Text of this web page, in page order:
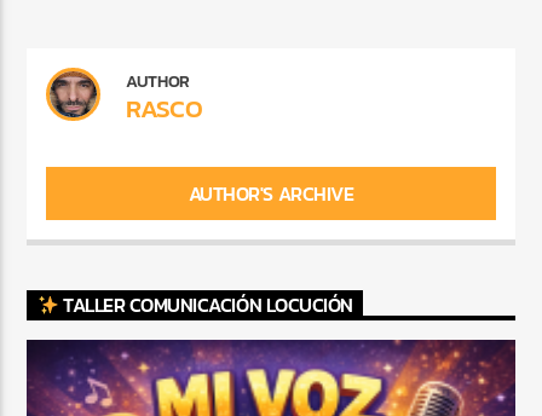
AUTHOR
RASCO
AUTHOR'S ARCHIVE
TALLER COMUNICACIÓN LOCUCIÓN